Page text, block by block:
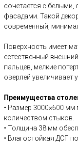
сочетается с
фасадами. Такой
современный,
Поверхность имеет
естественный
пальцев, мелкие
оверлей увеличивает
Преимущества
• Размер 3000×600
количеством стыков.
• Толщина 38 мм
• Влагостойкая ДСП